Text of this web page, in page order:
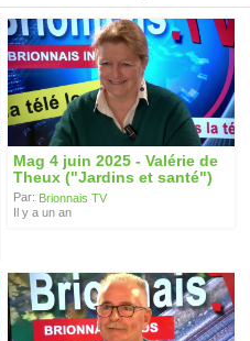
Mag 4 juin 2025 - Valérie de
Theux ("Jardins et santé")
Par: Brionnais TV
Il y a un an